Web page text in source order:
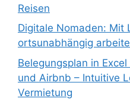
Reisen
Digitale Nomaden: Mit
ortsunabhängig
Belegungsplan in
und Airbnb – Intuitive
Vermietung